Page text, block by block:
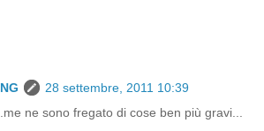
28 settembre, 2011 10:39
ne sono fregato di cose ben più gravi...